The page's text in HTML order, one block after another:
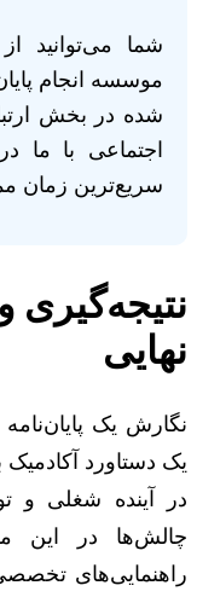
شما می‌توانید
موسسه انجام
شده در بخش
اجتماعی با ما
سریع‌ترین زمان
نتیجه‌گیری
نهایی
نگارش یک
یک دستاورد
در آینده شغلی
چالش‌ها در این
راهنمایی‌های